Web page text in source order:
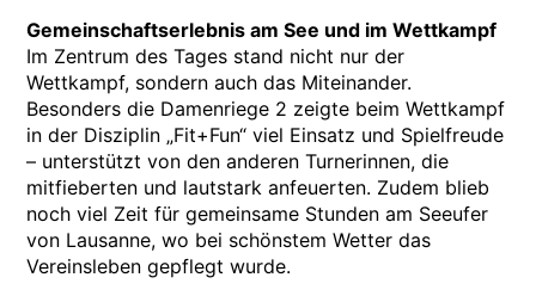
Gemeinschaftserlebnis am See und im Wettkampf
Im Zentrum des Tages stand nicht nur der
Wettkampf, sondern auch das Miteinander.
Besonders die Damenriege 2 zeigte beim Wettkampf
in der Disziplin „Fit+Fun“ viel Einsatz und Spielfreude
– unterstützt von den anderen Turnerinnen, die
mitfieberten und lautstark anfeuerten. Zudem blieb
noch viel Zeit für gemeinsame Stunden am Seeufer
von Lausanne, wo bei schönstem Wetter das
Vereinsleben gepflegt wurde.